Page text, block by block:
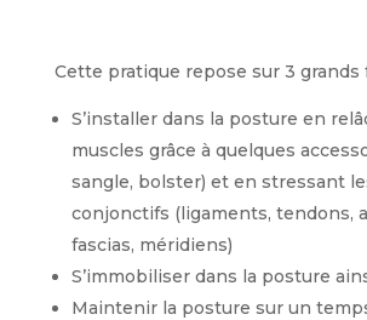
Cette pratique repose sur 3 grands
S’installer dans la posture en
muscles grâce à quelques
sangle, bolster) et en stressant
conjonctifs (ligaments, tendons,
fascias, méridiens)
S’immobiliser dans la posture
Maintenir la posture sur un